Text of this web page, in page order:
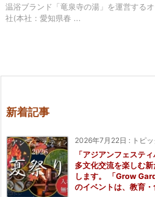
温浴ブランド「竜泉寺の湯」を運営する
社(本社：愛知県春 ...
新着記事
2026年7月22日 : トピ
「アジアンフェステ
多文化交流を楽しむ
します。 「Grow
のイベントは、教育